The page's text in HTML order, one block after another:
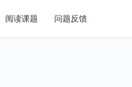
阅读课题 问题反馈